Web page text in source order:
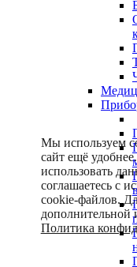
Мы используем
сайт ещё
использовать
соглашаетесь с
cookie-файлов.
Политика